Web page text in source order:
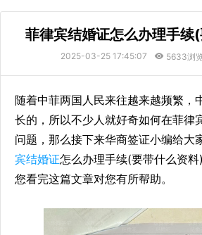
菲律宾结婚证怎么办理手续
2025-03-25 17:45:07 5633浏
随着中菲两国人民来往越来越频繁，
长的，所以不少人就好奇如何在菲律
问题，那么接下来华商签证小编给大
宾结婚证怎么办理手续(要带什么资
您看完这篇文章对您有所帮助。